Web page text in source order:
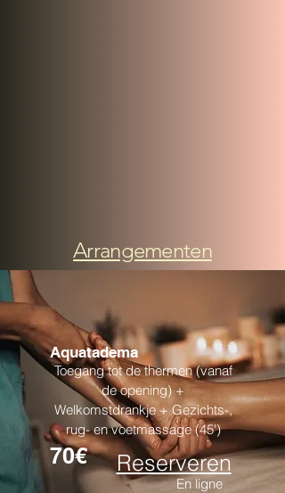
Arrangementen
Aquatadema
Toegang tot de thermen (vanaf
de opening) +
Welkomstdrankje + Gezichts-,
rug- en voetmassage (45')
70€ Reserveren
En ligne